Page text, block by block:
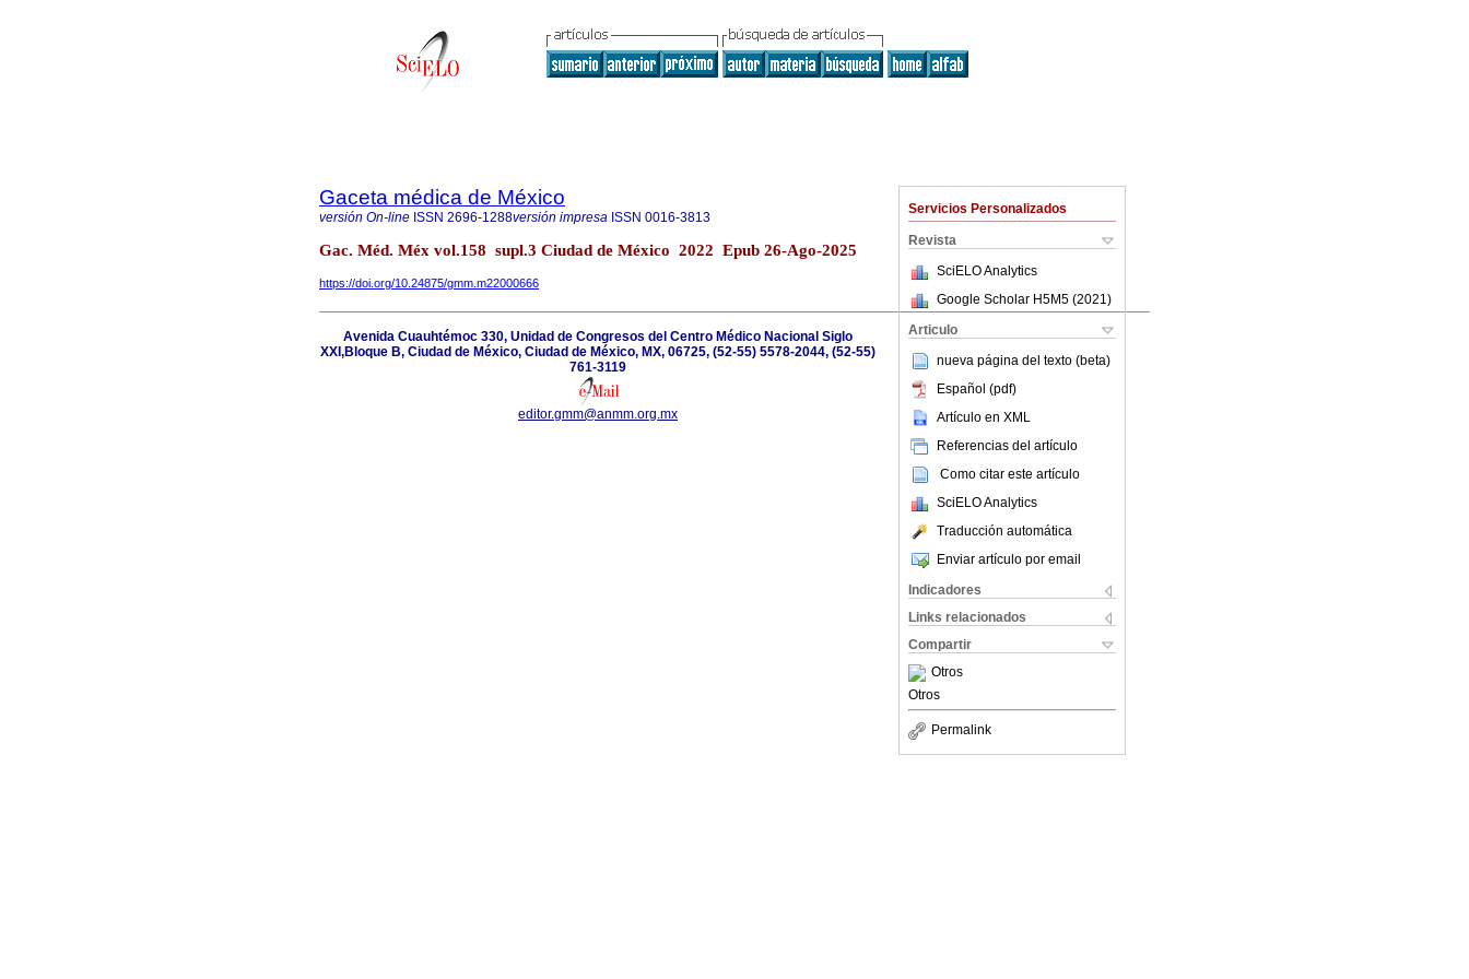
Servicios Personalizados
Revista
SciELO Analytics
Google Scholar H5M5 (2021 )
Articulo
nueva página del texto (beta)
Español (pdf)
Artículo en XML
Referencias del artículo
Como citar este artículo
SciELO Analytics
Traducción automática
Enviar artículo por email
Indicadores
Links relacionados
Compartir
Otros
Otros
Permalink
Gaceta médica de México
versión On-line ISSN 2696-1288versión impresa ISSN 0016-3813
Gac. Méd. Méx vol.158 supl.3 Ciudad de México 2022 Epub 26-Ago-2025
https://doi.org/10.24875/gmm.m22000666
Avenida Cuauhtémoc 330, Unidad de Congresos del Centro Médico Nacional Siglo
XXI,Bloque B, Ciudad de México, Ciudad de México, MX, 06725, (52-55) 5578-2044, (52-55)
761-3119
editor.gmm@anmm.org.mx